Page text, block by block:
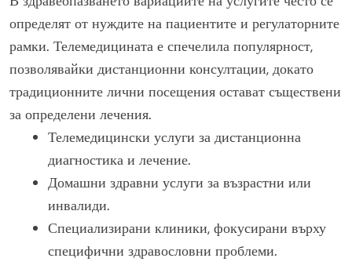
определят от нуждите на пациентите и регулаторните
рамки. Телемедицината е спечелила популярност,
позволявайки дистанционни консултации, докато
традиционните лични посещения остават съществени
за определени лечения.
Телемедицински услуги за дистанционна
диагностика и лечение.
Домашни здравни услуги за възрастни или
инвалиди.
Специализирани клиники, фокусирани върху
специфични здравословни проблеми.